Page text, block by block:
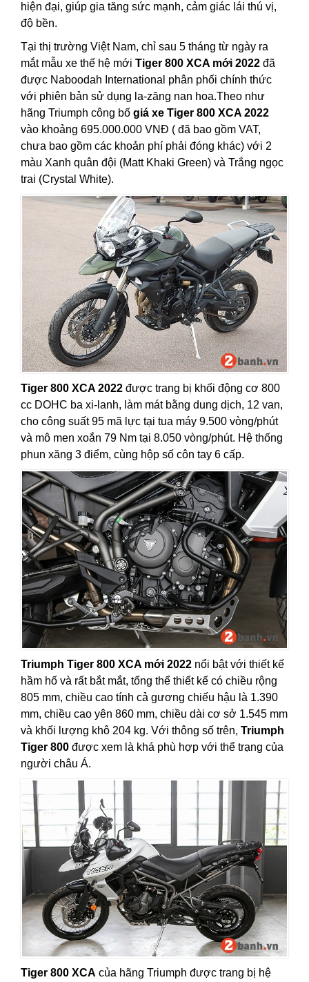
hiện đại, giúp gia tăng sức mạnh, cảm giác lái thú vị,
độ bền.
Tại thị trường Việt Nam, chỉ sau 5 tháng từ ngày ra
mắt mẫu xe thế hệ mới Tiger 800 XCA mới 2022 đã
được Naboodah International phân phối chính thức
với phiên bản sử dụng la-zăng nan hoa.Theo như
hãng Triumph công bố giá xe Tiger 800 XCA 2022
vào khoảng 695.000.000 VNĐ ( đã bao gồm VAT,
chưa bao gồm các khoản phí phải đóng khác) với 2
màu Xanh quân đội (Matt Khaki Green) và Trắng ngọc
trai (Crystal White).
Tiger 800 XCA 2022 được trang bị khối động cơ 800
cc DOHC ba xi-lanh, làm mát bằng dung dịch, 12 van,
cho công suất 95 mã lực tại tua máy 9.500 vòng/phút
và mô men xoắn 79 Nm tại 8.050 vòng/phút. Hệ thống
phun xăng 3 điểm, cùng hộp số côn tay 6 cấp.
Triumph Tiger 800 XCA mới 2022 nổi bật với thiết kế
hầm hố và rất bắt mắt, tổng thể thiết kế có chiều rộng
805 mm, chiều cao tính cả gương chiếu hậu là 1.390
mm, chiều cao yên 860 mm, chiều dài cơ sở 1.545 mm
và khối lượng khô 204 kg. Với thông số trên, Triumph
Tiger 800 được xem là khá phù hợp với thể trạng của
người châu Á.
Tiger 800 XCA của hãng Triumph được trang bị hệ